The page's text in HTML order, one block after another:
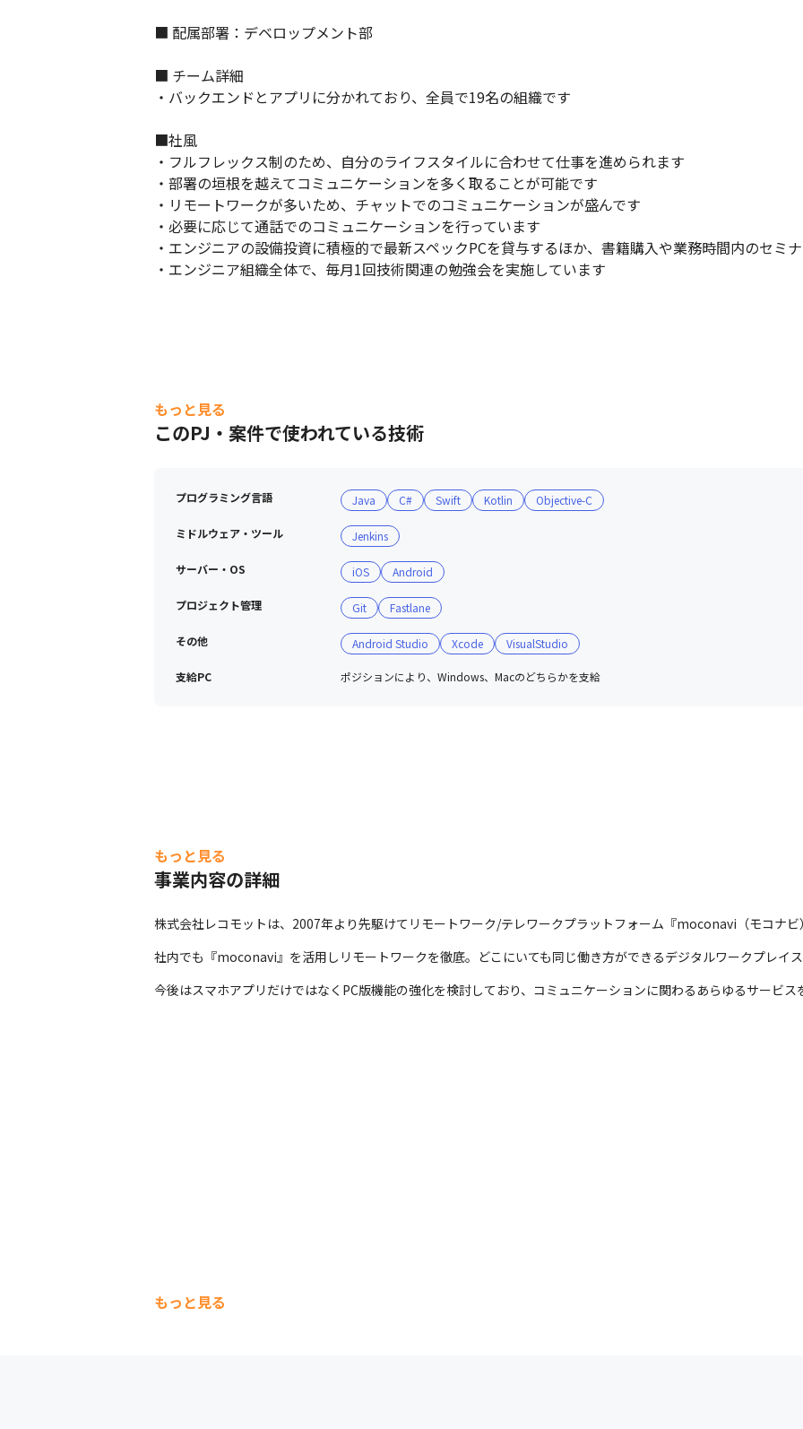
■ 配属部署：デベロップメント部
■ チーム詳細
・バックエンドとアプリに分かれており、全員で19名の組織です
■社風
・フルフレックス制のため、自分のライフスタイルに合わせて仕事を進められます
・部署の垣根を越えてコミュニケーションを多く取ることが可能です
・リモートワークが多いため、チャットでのコミュニケーションが盛んです
・必要に応じて通話でのコミュニケーションを行っています
・エンジニアの設備投資に積極的で最新スペックPCを貸与するほか、書籍購入や業務時間内のセミ
・エンジニア組織全体で、毎月1回技術関連の勉強会を実施しています
もっと見る
このPJ・案件で使われている技術
プログラミング言語 Java C# Swift Kotlin Objective-C
ミドルウェア・ツール Jenkins
サーバー・OS iOS Android
プロジェクト管理 Git Fastlane
その他 Android Studio Xcode VisualStudio
支給PC ポジションにより、Windows、Macのどちらかを支給
もっと見る
事業内容の詳細
株式会社レコモットは、2007年より先駆けてリモートワーク/テレワークプラットフォーム『moconavi（モコナビ
社内でも『moconavi』を活用しリモートワークを徹底。どこにいても同じ働き方ができるデジタルワークプレイス
今後はスマホアプリだけではなくPC版機能の強化を検討しており、コミュニケーションに関わるあらゆるサービス
もっと見る